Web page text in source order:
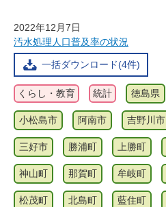
2022年12月7日
汚水処理人口普及率の状況
一括ダウンロード(4件)
くらし・教育 統計 徳島県
小松島市 阿南市 吉野川市
三好市 勝浦町 上勝町
神山町 那賀町 牟岐町
松茂町 北島町 藍住町